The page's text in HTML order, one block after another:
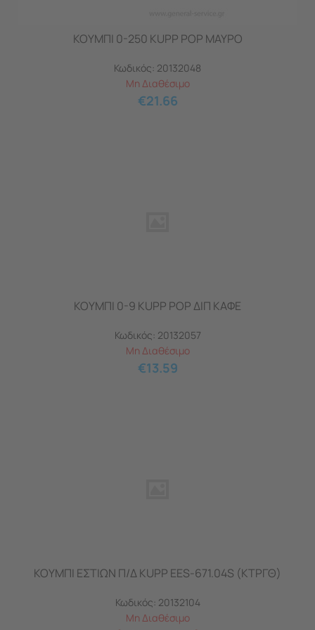
ΚΟΥΜΠΙ 0-250 KUPP POP ΜΑΥΡΟ
Κωδικός: 20132048
Μη Διαθέσιμο
€21.66
ΚΟΥΜΠΙ 0-9 KUPP POP ΔΙΠ ΚΑΦE
Κωδικός: 20132057
Μη Διαθέσιμο
€13.59
ΚΟΥΜΠΙ ΕΣΤΙΩΝ Π/Δ KUPP EES-671.04S (ΚΤΡΓΘ)
Κωδικός: 20132104
Μη Διαθέσιμο